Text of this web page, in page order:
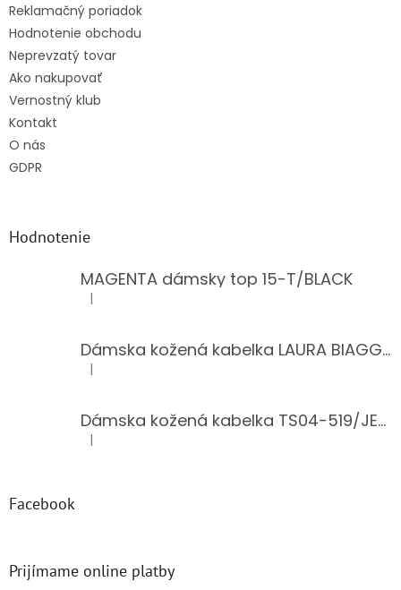
Reklamačný poriadok
Hodnotenie obchodu
Neprevzatý tovar
Ako nakupovať
Vernostný klub
Kontakt
O nás
GDPR
Hodnotenie
MAGENTA dámsky top 15-T/BLACK
Hodnotenie produktu je 5 z 5 hviezdičiek.
|
Dámska kožená kabelka LAURA BIAGGI 944-PINK
Hodnotenie produktu je 5 z 5 hviezdičiek.
|
Dámska kožená kabelka TS04-519/JEANS BLUE
Hodnotenie produktu je 5 z 5 hviezdičiek.
|
Facebook
Prijímame online platby